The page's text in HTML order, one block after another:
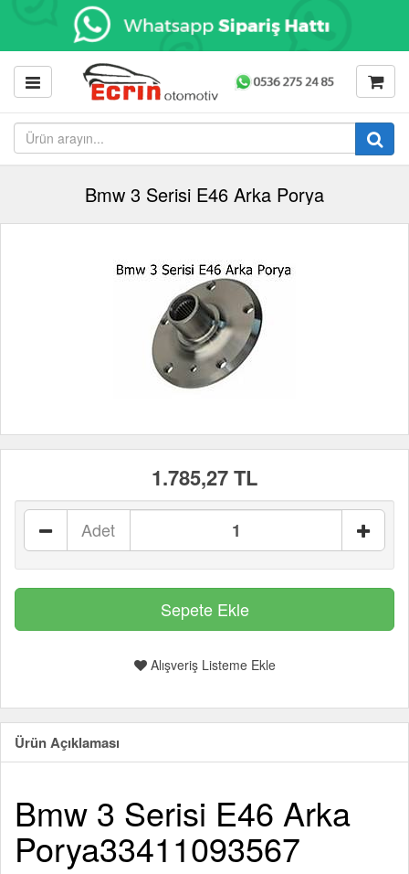
Bmw 3 Serisi E46 Arka Porya
1.785,27 TL
Adet
Alışveriş Listeme Ekle
Ürün Açıklaması
Bmw 3 Serisi E46 Arka
Porya33411093567